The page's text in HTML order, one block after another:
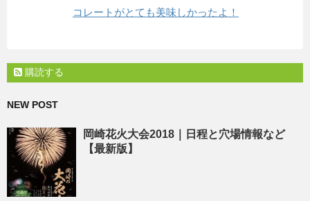
コレートがとても美味しかったよ！
購読する
NEW POST
岡崎花火大会2018｜日程と穴場情報など
【最新版】